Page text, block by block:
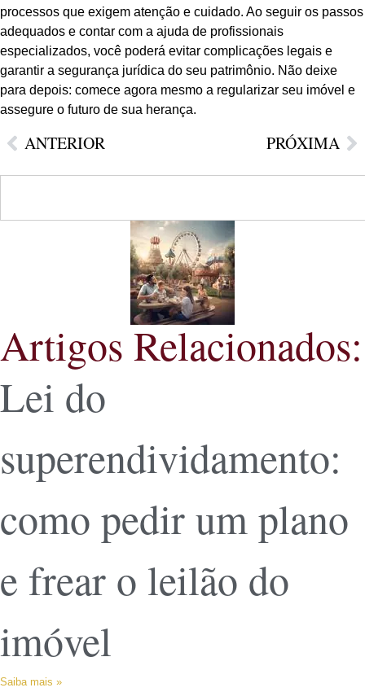
processos que exigem atenção e cuidado. Ao seguir os passos
adequados e contar com a ajuda de profissionais
especializados, você poderá evitar complicações legais e
garantir a segurança jurídica do seu patrimônio. Não deixe
para depois: comece agora mesmo a regularizar seu imóvel e
assegure o futuro de sua herança.
ANTERIOR PRÓXIMA
Artigos Relacionados:
Lei do
superendividamento:
como pedir um plano
e frear o leilão do
imóvel
Saiba mais »